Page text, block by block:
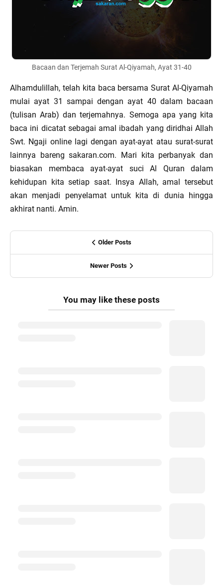
Bacaan dan Terjemah Surat Al-Qiyamah, Ayat 31-40
Alhamdulillah, telah kita baca bersama Surat Al-Qiyamah
mulai ayat 31 sampai dengan ayat 40 dalam bacaan
(tulisan Arab) dan terjemahnya. Semoga apa yang kita
baca ini dicatat sebagai amal ibadah yang diridhai Allah
Swt. Ngaji online lagi dengan ayat-ayat atau surat-surat
lainnya bareng sakaran.com. Mari kita perbanyak dan
biasakan membaca ayat-ayat suci Al Quran dalam
kehidupan kita setiap saat. Insya Allah, amal tersebut
akan menjadi penyelamat untuk kita di dunia hingga
akhirat nanti. Amin.
Older Posts
Newer Posts
You may like these posts